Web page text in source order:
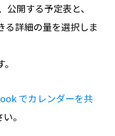
開する予定表と、
る詳細の量を選択しま
でカレンダーを共
。